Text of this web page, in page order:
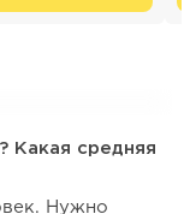
Какая средняя
Нужно